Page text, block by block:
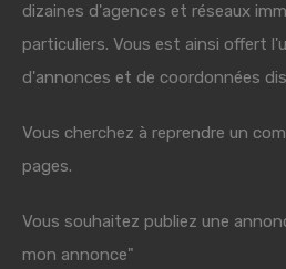
dizaines d'agences et réseaux
particuliers. Vous est ainsi offert
d'annonces et de coordonnées
Vous cherchez à reprendre un
pages.
Vous souhaitez publiez une
mon annonce"